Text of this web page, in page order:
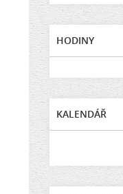
HODINY
KALENDÁŘ